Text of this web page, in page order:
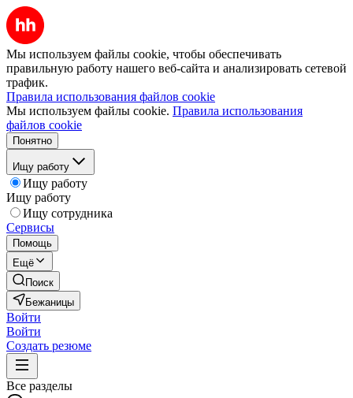
Мы используем файлы cookie, чтобы обеспечивать
правильную работу нашего веб-сайта и анализировать сетевой
трафик.
Правила использования файлов cookie
Мы используем файлы cookie. Правила использования
файлов cookie
Понятно
Ищу работу
Ищу работу
Ищу работу
Ищу сотрудника
Сервисы
Помощь
Ещё
Поиск
Бежаницы
Войти
Войти
Создать резюме
Все разделы